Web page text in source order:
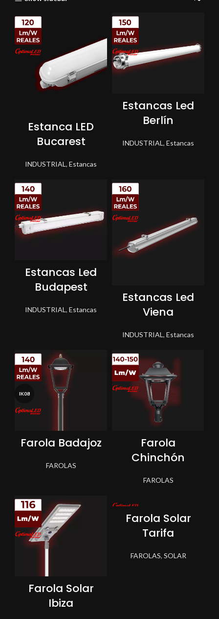
Estanca LED
Bucarest
INDUSTRIAL, Estancas
Estancas Led
Berlín
INDUSTRIAL, Estancas
Estancas Led
Budapest
INDUSTRIAL, Estancas
Estancas Led
Viena
INDUSTRIAL, Estancas
IK08
Farola Badajoz
FAROLAS
Farola
Chinchón
FAROLAS
Farola Solar
Ibiza
Farola Solar
Tarifa
FAROLAS, SOLAR